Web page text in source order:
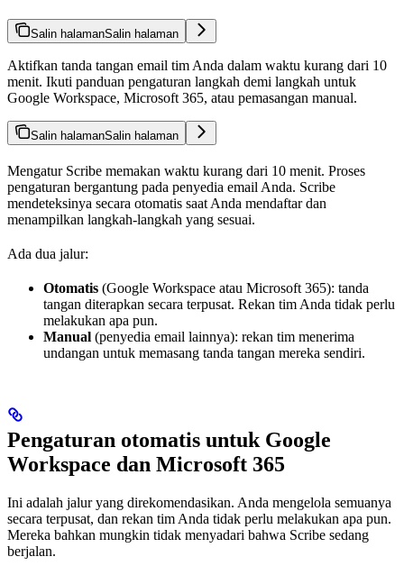
Salin halamanSalin halaman
Aktifkan tanda tangan email tim Anda dalam waktu kurang dari 10
menit. Ikuti panduan pengaturan langkah demi langkah untuk
Google Workspace, Microsoft 365, atau pemasangan manual.
Salin halamanSalin halaman
Mengatur Scribe memakan waktu kurang dari 10 menit. Proses
pengaturan bergantung pada penyedia email Anda. Scribe
mendeteksinya secara otomatis saat Anda mendaftar dan
menampilkan langkah-langkah yang sesuai.
Ada dua jalur:
Otomatis (Google Workspace atau Microsoft 365): tanda
tangan diterapkan secara terpusat. Rekan tim Anda tidak perlu
melakukan apa pun.
Manual (penyedia email lainnya): rekan tim menerima
undangan untuk memasang tanda tangan mereka sendiri.
Pengaturan otomatis untuk Google
Workspace dan Microsoft 365
Ini adalah jalur yang direkomendasikan. Anda mengelola semuanya
secara terpusat, dan rekan tim Anda tidak perlu melakukan apa pun.
Mereka bahkan mungkin tidak menyadari bahwa Scribe sedang
berjalan.